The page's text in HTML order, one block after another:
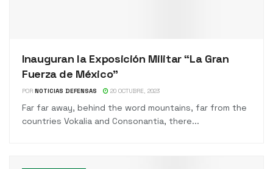
Inauguran la Exposición Militar “La Gran
Fuerza de México”
POR NOTICIAS DEFENSAS 20 OCTUBRE, 2023
Far far away, behind the word mountains, far from the
countries Vokalia and Consonantia, there...